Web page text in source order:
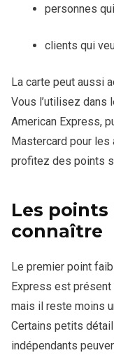
personnes
clients qui
La carte peut aussi
Vous l’utilisez dans
American Express,
Mastercard pour les
profitez des points
Les
connaître
Le premier point
Express est
mais il reste moins
Certains petits
indépendants